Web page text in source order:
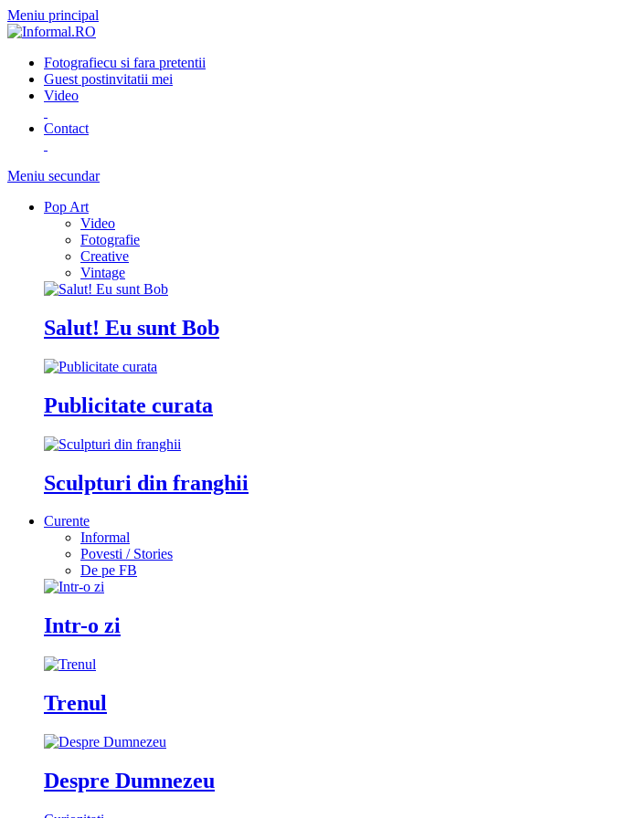
Meniu principal
Fotografiecu si fara pretentii
Guest postinvitatii mei
Video
Contact
Meniu secundar
Pop Art
Video
Fotografie
Creative
Vintage
Salut! Eu sunt Bob
Publicitate curata
Sculpturi din franghii
Curente
Informal
Povesti / Stories
De pe FB
Intr-o zi
Trenul
Despre Dumnezeu